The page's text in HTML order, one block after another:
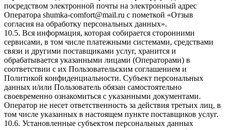
посредством электронной почты на электронный адрес
Оператора shumka-comfort@mail.ru с пометкой «Отзыв
согласия на обработку персональных данных».
10.5. Вся информация, которая собирается сторонними
сервисами, в том числе платежными системами, средствами
связи и другими поставщиками услуг, хранится и
обрабатывается указанными лицами (Операторами) в
соответствии с их Пользовательским соглашением и
Политикой конфиденциальности. Субъект персональных
данных и/или Пользователь обязан самостоятельно
своевременно ознакомиться с указанными документами.
Оператор не несет ответственность за действия третьих лиц, в
том числе указанных в настоящем пункте поставщиков услуг.
10.6. Установленные субъектом персональных данных